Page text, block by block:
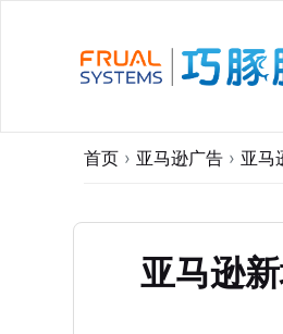
首页 › 亚马逊广告 › 亚马
亚马逊